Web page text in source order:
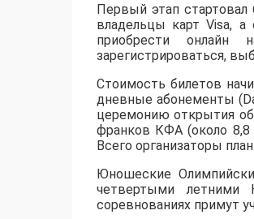
Первый этап стартовал
владельцы карт Visa,
приобрести онлайн
зарегистрироваться,
Стоимость билетов
дневные абонементы
церемонию открытия
франков КФА (около 8,8
Всего организаторы
Юношеские
четвертыми
соревнованиях примут